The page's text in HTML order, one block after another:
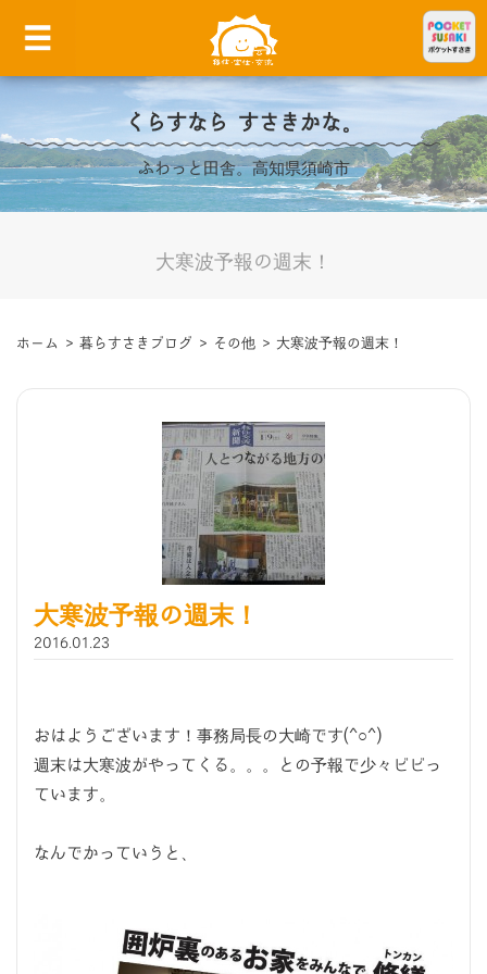
くらすなら すさきかな。
ふわっと田舎。高知県須崎市
大寒波予報の週末！
ホーム > 暮らすさきブログ > その他 > 大寒波予報の週末！
大寒波予報の週末！
2016.01.23
おはようございます！事務局長の大崎です(^○^)
週末は大寒波がやってくる。。。との予報で少々ビビっ
ています。
なんでかっていうと、